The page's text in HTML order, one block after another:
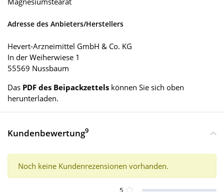
Adresse des Anbieters/Herstellers
Hevert-Arzneimittel GmbH & Co. KG
In der Weiherwiese 1
55569 Nussbaum
Das PDF des Beipackzettels können Sie sich oben
herunterladen.
Kundenbewertung9
Noch keine Kundenrezensionen vorhanden.
5